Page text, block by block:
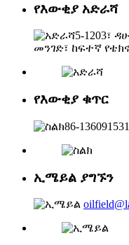
የእውቂያ አድራሻ
5-1203፣
መንገድ፣ ከፍተኛ
የእውቂያ ቁጥር
86-
ኢሜይል ያግኙን